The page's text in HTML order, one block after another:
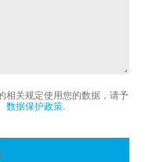
相关规定使用您的数据，请予
数据保护政策